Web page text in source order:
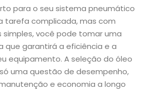
para o seu sistema pneumático
tarefa complicada, mas com
simples, você pode tomar uma
que garantirá a eficiência e a
equipamento. A seleção do óleo
uma questão de desempenho,
e economia a longo